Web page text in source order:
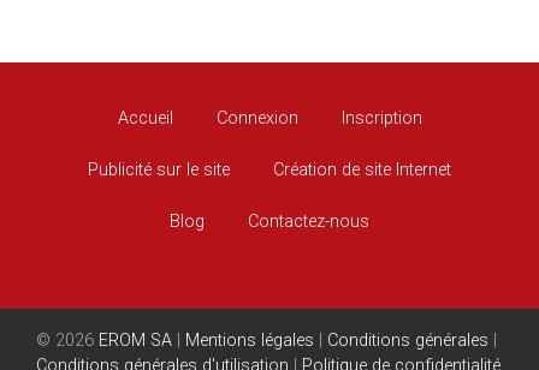
Accueil Connexion Inscription
Publicité sur le site Création de site Internet
Blog Contactez-nous
© 2026 EROM SA Mentions légales Conditions générales